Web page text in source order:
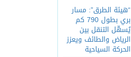
“هيئة الطرق”: مسار
بري بطول 790 كم
يُسهّل التنقل بين
الرياض والطائف ويعزز
الحركة السياحية